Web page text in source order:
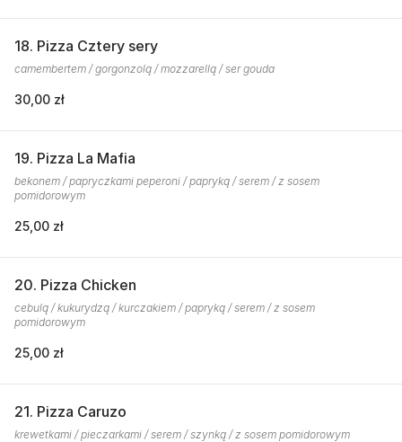
18. Pizza Cztery sery
camembertem / gorgonzolą / mozzarellą / ser gouda
30,00 zł
19. Pizza La Mafia
bekonem / papryczkami peperoni / papryką / serem / z sosem
pomidorowym
25,00 zł
20. Pizza Chicken
cebulą / kukurydzą / kurczakiem / papryką / serem / z sosem
pomidorowym
25,00 zł
21. Pizza Caruzo
krewetkami / pieczarkami / serem / szynką / z sosem pomidorowym